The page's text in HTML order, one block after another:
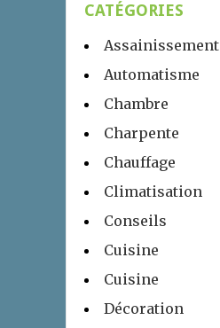
CATÉGORIES
Assainissement
Automatisme
Chambre
Charpente
Chauffage
Climatisation
Conseils
Cuisine
Cuisine
Décoration